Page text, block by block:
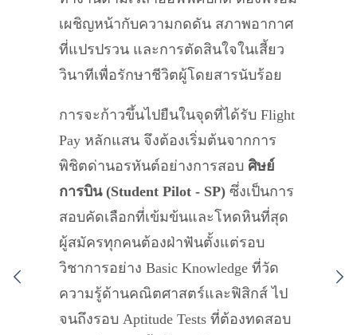
เผชิญหน้ากับความกดดัน สภาพอากาศ
ที่แปรปรวน และการตัดสินใจในเสี้ยว
วินาทีเพื่อรักษาชีวิตผู้โดยสารนับร้อย
การจะก้าวขึ้นไปยืนในจุดที่ได้รับ Flight
Pay หลักแสน จึงต้องเริ่มต้นจากการ
พิชิตด่านอรหันต์อย่างการสอบ ศิษย์
การบิน (Student Pilot - SP) ซึ่งเป็นการ
สอบคัดเลือกที่เข้มข้นและโหดหินที่สุด
ผู้สมัครทุกคนต้องฝ่าฟันตั้งแต่รอบ
วิชาการอย่าง Basic Knowledge ที่วัด
ความรู้ด้านคณิตศาสตร์และฟิสิกส์ ไป
จนถึงรอบ Aptitude Tests ที่ต้องทดสอบ